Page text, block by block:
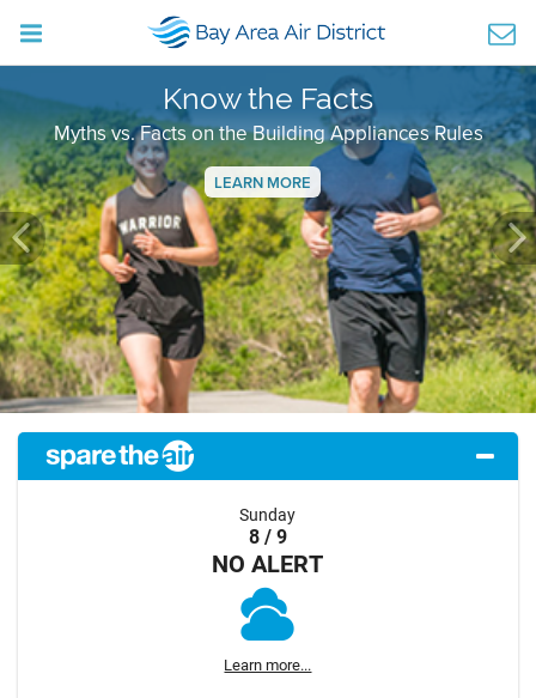
Know the Facts
Myths vs. Facts on the Building Appliances Rules
LEARN MORE
Previous
Sunday
8 / 9
NO ALERT
Learn more...